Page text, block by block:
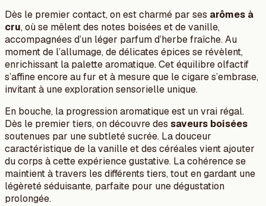
Dès le premier contact, on est charmé par ses arômes à
cru, où se mêlent des notes boisées et de vanille,
accompagnées d’un léger parfum d’herbe fraîche. Au
moment de l’allumage, de délicates épices se révèlent,
enrichissant la palette aromatique. Cet équilibre olfactif
s’affine encore au fur et à mesure que le cigare s’embrase,
invitant à une exploration sensorielle unique.
En bouche, la progression aromatique est un vrai régal.
Dès le premier tiers, on découvre des saveurs boisées
soutenues par une subtleté sucrée. La douceur
caractéristique de la vanille et des céréales vient ajouter
du corps à cette expérience gustative. La cohérence se
maintient à travers les différents tiers, tout en gardant une
légèreté séduisante, parfaite pour une dégustation
prolongée.